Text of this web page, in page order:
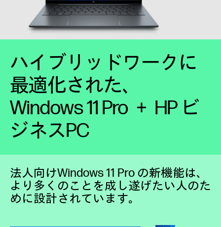
ハイブリッドワークに
最適化された、
Windows 11 Pro ＋ HP ビ
ジネスPC
法人向けWindows 11 Pro の新機能は、
より多くのことを成し遂げたい人のた
めに設計されています。